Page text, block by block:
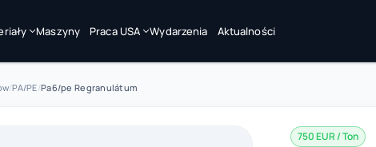
Maszyny Praca USA Wydarzenia Aktualności
/PA/PE/Pa6/pe Regranulátum
750 EUR / Ton